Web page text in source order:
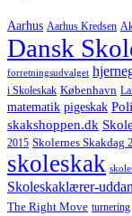
Aarhus Aarhus Kredsen
Dansk
forretningsudvalget
i Skoleskak København
matematik pigeskak
skakshoppen.dk
2015 Skolernes Skakdag
skoleskak
Skoleskaklærer-
The Right Move turnering